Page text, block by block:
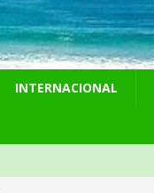
INTERNACIONAL